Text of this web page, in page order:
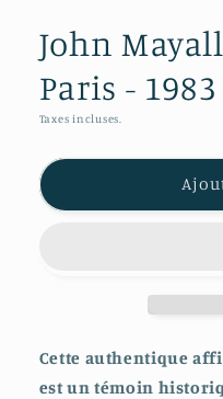
John
Paris - 1983
Taxes incluses.
Cette authentique
est un témoin